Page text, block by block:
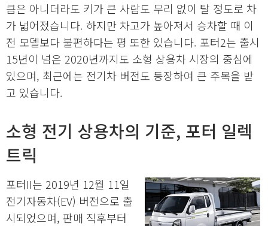
큼은 아니더라도 키가 큰 사람도 무리 없이 탈 정도로 차
가 넓어졌습니다. 하지만 차고가 높아져서 승차할 때 이
전 모델보다 불편하다는 평 또한 있습니다. 포터2는 출시
15년이 넘은 2020년까지도 소형 상용차 시장의 중심에
있으며, 최근에는 전기차 버전도 등장하여 큰 주목을 받
고 있습니다.
소형 전기 상용차의 기준, 포터 일렉
트릭
포터II는 2019년 12월 11일
전기자동차(EV) 버전으로 출
시되었으며, 판매 직후부터